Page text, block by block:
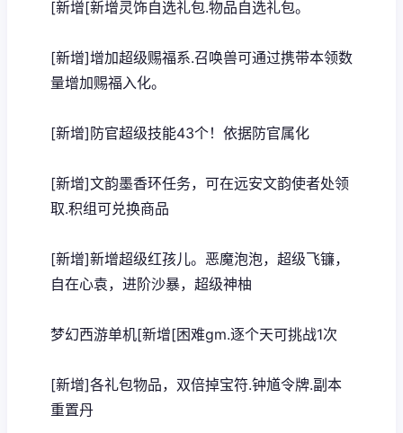
[新增[新增灵饰自选礼包.物品自选礼包。
[新增]增加超级赐福系.召唤兽可通过携带本领数
量增加赐福入化。
[新增]防官超级技能43个！依据防官属化
[新增]文韵墨香环任务，可在远安文韵使者处领
取.积组可兑换商品
[新增]新增超级红孩儿。恶魔泡泡，超级飞镰，
自在心袁，进阶沙暴，超级神柚
梦幻西游单机[新增[困难gm.逐个天可挑战1次
[新增]各礼包物品，双倍掉宝符.钟馗令牌.副本
重置丹